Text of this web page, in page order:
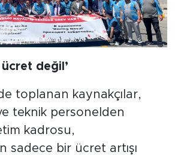
değil’
toplanan kaynakçılar,
teknik personelden
kadrosu,
sadece bir ücret artışı